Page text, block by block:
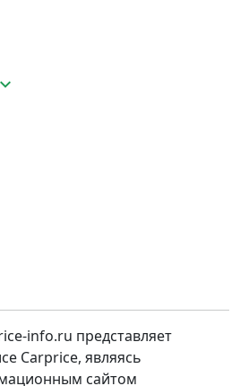
info.ru представляет
Carprice, являясь
сайтом